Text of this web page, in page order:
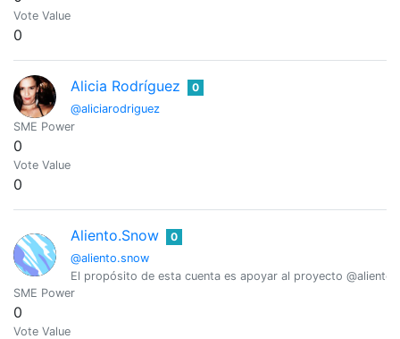
Vote Value
0
Alicia Rodríguez
@aliciarodriguez
0
SME Power
0
Vote Value
0
Aliento.Snow
@aliento.snow
0
El propósito de esta cuenta es apoyar al proyecto
SME Power
0
Vote Value